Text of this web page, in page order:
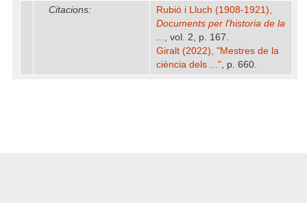
Citacions:
Rubió i Lluch (1908-1921),
Documents per l'historia de la
... , vol. 2, p. 167.
Giralt (2022), "Mestres de la
ciència dels ...", p. 660.